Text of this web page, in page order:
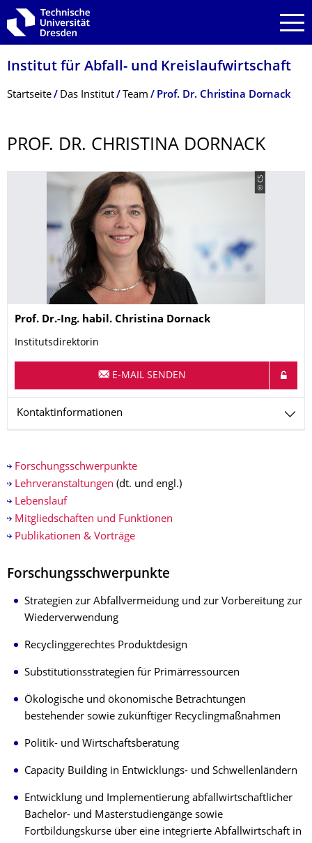
Zur Hauptnavigation springen
Zur Suche springen
Zum Inhalt springen
Institut für Abfall- und Kreislaufwirt­schaft
Breadcrumb-Menü
Startseite Das Institut Team Prof. Dr. Christina Dornack
PROF. DR. CHRISTINA DORNACK
© CS
Name
Prof. Dr.-Ing. habil. Christina Dornack
Institutsdirektorin
E-MAIL SENDEN
Kontaktinformationen
Forschungsschwerpunkte
Lehrveranstaltungen (dt. und engl.)
Lebenslauf
Mitgliedschaften und Funktionen
Publikationen & Vorträge
Forschungsschwerpunkte
Strategien zur Abfallvermeidung und zur Vorbereitung zur
Wiederverwendung
Recyclinggerechtes Produktdesign
Substitutionsstrategien für Primärressourcen
Ökologische und ökonomische Betrachtungen
bestehender sowie zukünftiger Recyclingmaßnahmen
Politik- und Wirtschaftsberatung
Capacity Building in Entwicklungs- und Schwellenländern
Entwicklung und Implementierung abfallwirtschaftlicher
Bachelor- und Masterstudiengänge sowie
Fortbildungskurse über eine integrierte Abfallwirtschaft in